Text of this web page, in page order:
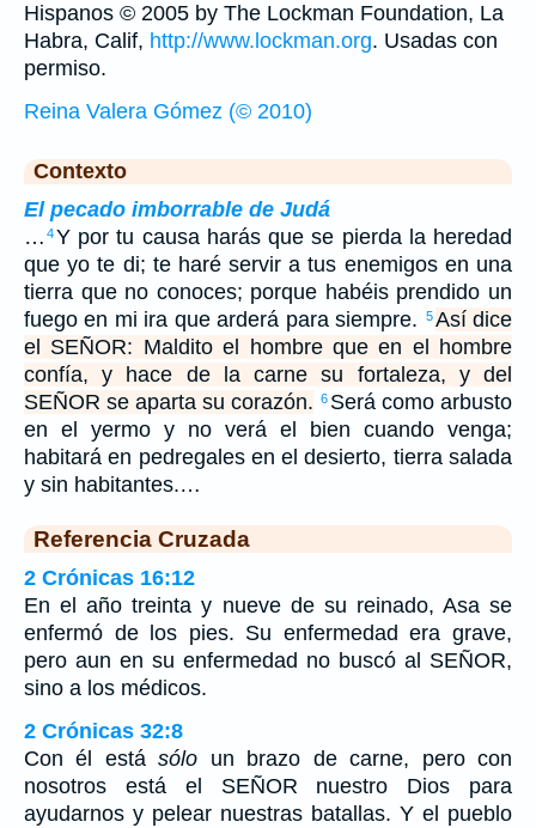
Hispanos © 2005 by The Lockman Foundation, La
Habra, Calif, http://www.lockman.org. Usadas con
permiso.
Reina Valera Gómez (© 2010)
Contexto
El pecado imborrable de Judá
… 4Y por tu causa harás que se pierda la heredad
que yo te di; te haré servir a tus enemigos en una
tierra que no conoces; porque habéis prendido un
fuego en mi ira que arderá para siempre.
5 Así dice
el SEÑOR: Maldito el hombre que en el hombre
confía, y hace de la carne su fortaleza, y del
SEÑOR se aparta su corazón. 6 Será como arbusto
en el yermo y no verá el bien cuando venga;
habitará en pedregales en el desierto, tierra salada
y sin habitantes.…
Referencia Cruzada
2 Crónicas 16:12
En el año treinta y nueve de su reinado, Asa se
enfermó de los pies. Su enfermedad era grave,
pero aun en su enfermedad no buscó al SEÑOR,
sino a los médicos.
2 Crónicas 32:8
Con él estásólo un brazo de carne, pero con
nosotros está el SEÑOR nuestro Dios para
ayudarnos y pelear nuestras batallas. Y el pueblo